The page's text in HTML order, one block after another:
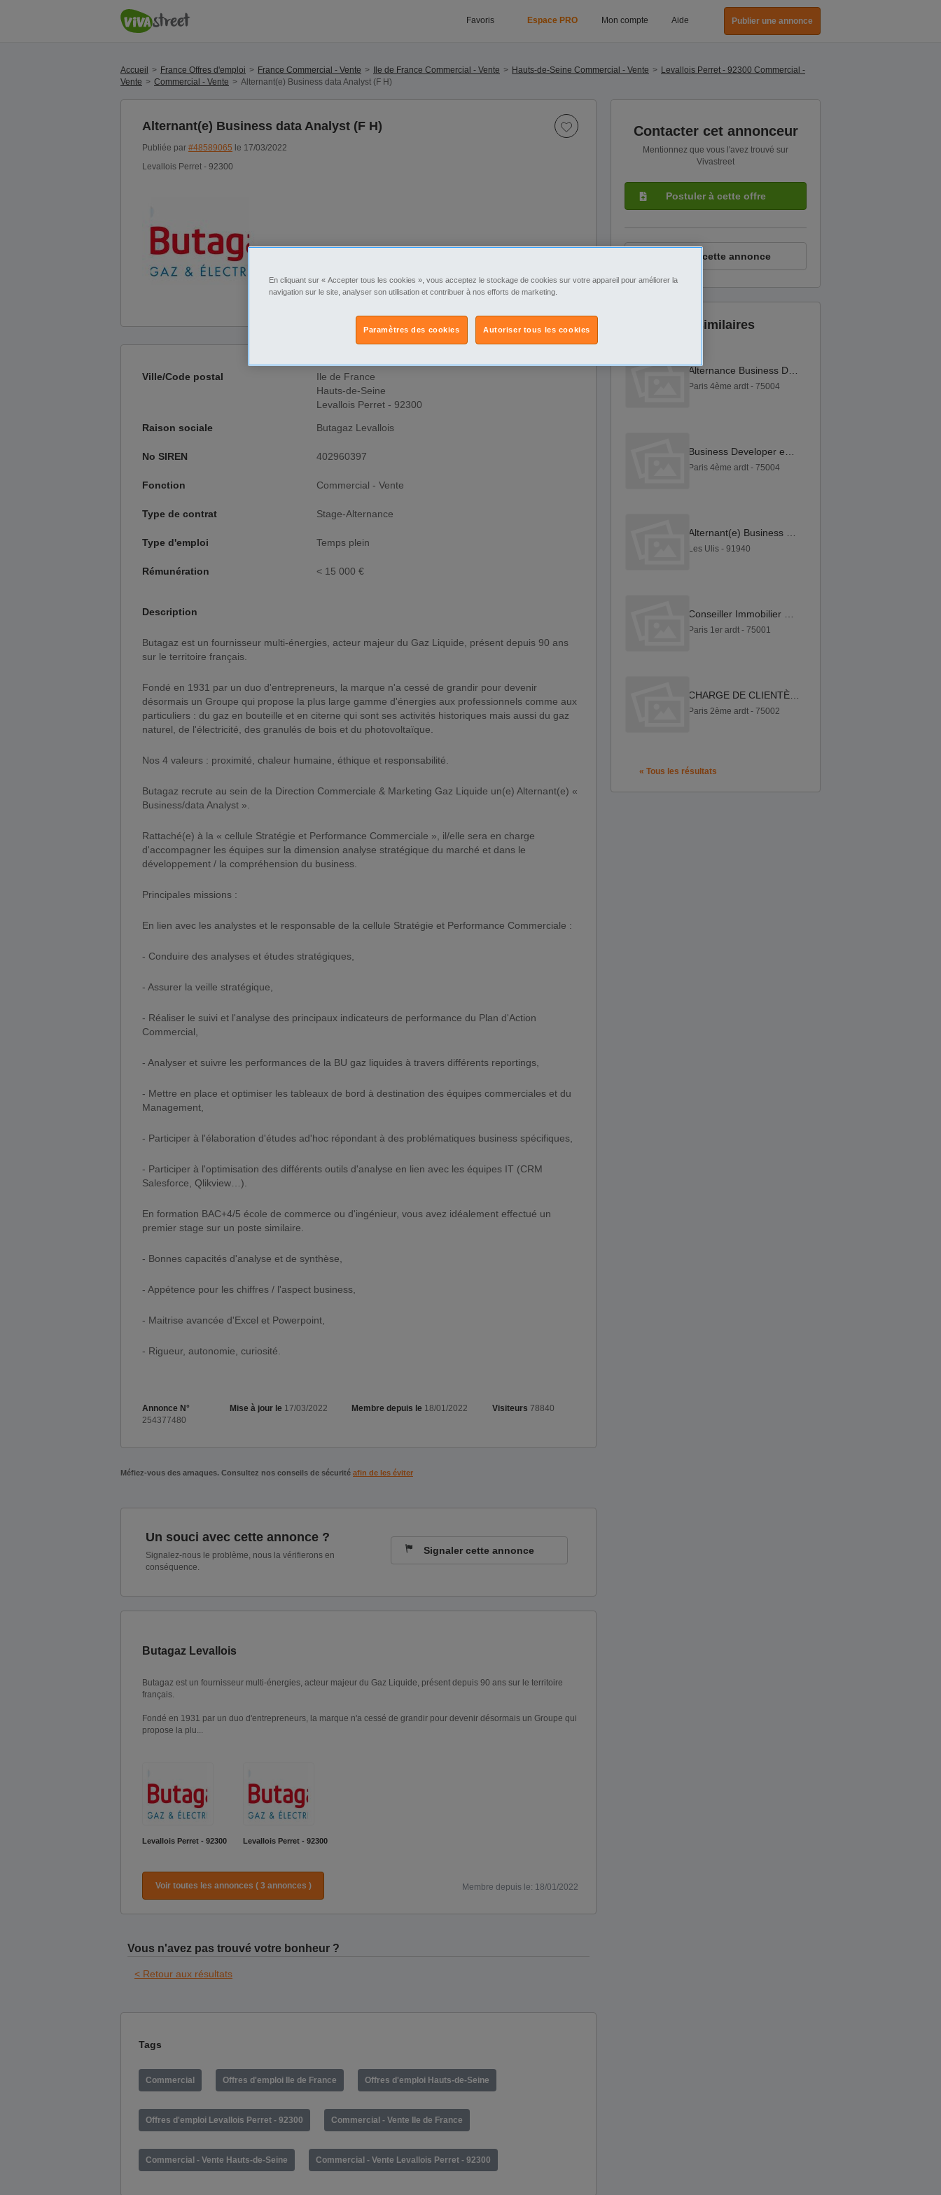
Favoris Espace PRO Mon compte Aide Publier une annonce
Accueil France Offres d'emploi France Commercial - Vente Ile de France Commercial - Vente Hauts-de-Seine Commercial - Vente
Levallois Perret - 92300 Commercial -
Vente
Commercial - Vente Alternant(e) Business data Analyst (F H)
Alternant(e) Business data Analyst (F H)
Publiée par #48589065 le 17/03/2022
Levallois Perret - 92300
Ville/Code postal
Ile de France
Hauts-de-Seine
Levallois Perret - 92300
Raison sociale Butagaz Levallois
No SIREN 402960397
Fonction Commercial - Vente
Type de contrat Stage-Alternance
Type d'emploi Temps plein
Rémunération < 15 000 €
Description
Butagaz est un fournisseur multi-énergies, acteur majeur du Gaz Liquide, présent depuis 90 ans
sur le territoire français.
Fondé en 1931 par un duo d'entrepreneurs, la marque n'a cessé de grandir pour devenir
désormais un Groupe qui propose la plus large gamme d'énergies aux professionnels comme aux
particuliers : du gaz en bouteille et en citerne qui sont ses activités historiques mais aussi du gaz
naturel, de l'électricité, des granulés de bois et du photovoltaïque.
Nos 4 valeurs : proximité, chaleur humaine, éthique et responsabilité.
Butagaz recrute au sein de la Direction Commerciale & Marketing Gaz Liquide un(e) Alternant(e) «
Business/data Analyst ».
Rattaché(e) à la « cellule Stratégie et Performance Commerciale », il/elle sera en charge
d'accompagner les équipes sur la dimension analyse stratégique du marché et dans le
développement / la compréhension du business.
Principales missions :
En lien avec les analystes et le responsable de la cellule Stratégie et Performance Commerciale :
- Conduire des analyses et études stratégiques,
- Assurer la veille stratégique,
- Réaliser le suivi et l'analyse des principaux indicateurs de performance du Plan d'Action
Commercial,
- Analyser et suivre les performances de la BU gaz liquides à travers différents reportings,
- Mettre en place et optimiser les tableaux de bord à destination des équipes commerciales et du
Management,
- Participer à l'élaboration d'études ad'hoc répondant à des problématiques business spécifiques,
- Participer à l'optimisation des différents outils d'analyse en lien avec les équipes IT (CRM
Salesforce, Qlikview…).
En formation BAC+4/5 école de commerce ou d'ingénieur, vous avez idéalement effectué un
premier stage sur un poste similaire.
- Bonnes capacités d'analyse et de synthèse,
- Appétence pour les chiffres / l'aspect business,
- Maitrise avancée d'Excel et Powerpoint,
- Rigueur, autonomie, curiosité.
Annonce N°
254377480
Mise à jour le 17/03/2022 Membre depuis le 18/01/2022 Visiteurs 78840
Méfiez-vous des arnaques. Consultez nos conseils de sécurité afin de les éviter
Un souci avec cette annonce ?
Signalez-nous le problème, nous la vérifierons en
conséquence.
Signaler cette annonce
Butagaz Levallois
Butagaz est un fournisseur multi-énergies, acteur majeur du Gaz Liquide, présent depuis 90 ans sur le territoire
français.
Fondé en 1931 par un duo d'entrepreneurs, la marque n'a cessé de grandir pour devenir désormais un Groupe qui
propose la plu...
Levallois Perret - 92300 Levallois Perret - 92300
Voir toutes les annonces ( 3 annonces ) Membre depuis le: 18/01/2022
Vous n'avez pas trouvé votre bonheur ?
< Retour aux résultats
Contacter cet annonceur
Mentionnez que vous l'avez trouvé sur
Vivastreet
Postuler à cette offre
Signaler cette annonce
Annonces similaires
Paris 4ème ardt - 75004
Paris 4ème ardt - 75004
Les Ulis - 91940
Paris 1er ardt - 75001
Paris 2ème ardt - 75002
« Tous les résultats
Tags
Commercial Offres d'emploi Ile de France Offres d'emploi Hauts-de-Seine
Offres d'emploi Levallois Perret - 92300 Commercial - Vente Ile de France
Commercial - Vente Hauts-de-Seine Commercial - Vente Levallois Perret - 92300
En cliquant sur « Accepter tous les cookies », vous acceptez le stockage de cookies sur votre appareil pour améliorer la
navigation sur le site, analyser son utilisation et contribuer à nos efforts de marketing.
Autoriser tous les cookies
Paramètres des cookies